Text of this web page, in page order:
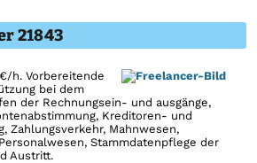
21843
h. Vorbereitende
bei dem
der Rechnungsein- und ausgänge,
Kreditoren- und
Zahlungsverkehr, Mahnwesen,
Stammdatenpflege der
Austritt.